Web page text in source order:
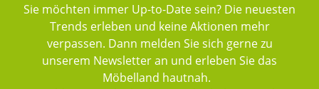
Sie möchten immer Up-to-Date sein? Die neuesten
Trends erleben und keine Aktionen mehr
verpassen. Dann melden Sie sich gerne zu
unserem Newsletter an und erleben Sie das
Möbelland hautnah.